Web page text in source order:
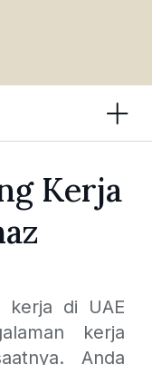
Kerja
kerja di UAE
kerja
Anda